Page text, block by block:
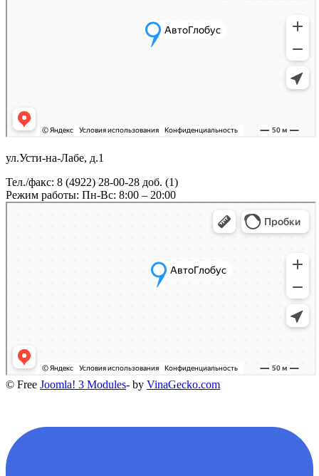
ул.Усти-на-Лабе, д.1
Тел./факс: 8 (4922) 28-00-28 доб. (1)
Режим работы: Пн-Вс: 8:00 – 20:00
© Free Joomla! 3 Modules- by VinaGecko.com